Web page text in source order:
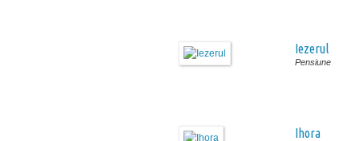
Iezerul
Pensiune
Ihora